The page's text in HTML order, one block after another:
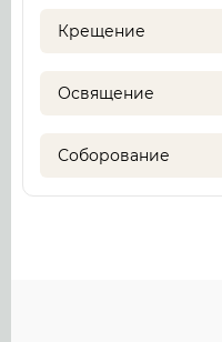
Крещение
Освящение
Соборование